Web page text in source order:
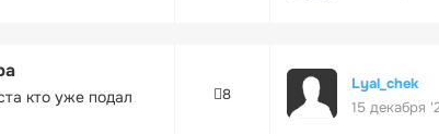
кто уже подал
8
Lyal_chek
15 декабря